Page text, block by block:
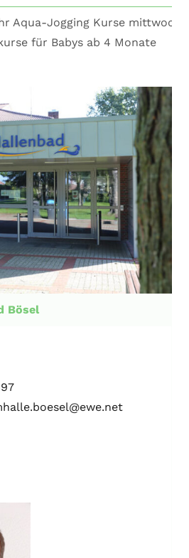
Aqua-Jogging Kurse mittwochs
für Babys ab 4 Monate
Bösel